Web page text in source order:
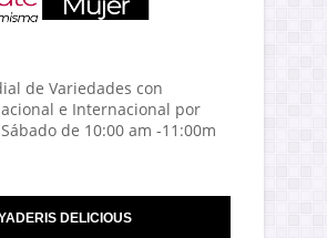
de Variedades con
e Internacional por
de 10:00 am -11:00m
DELICIOUS